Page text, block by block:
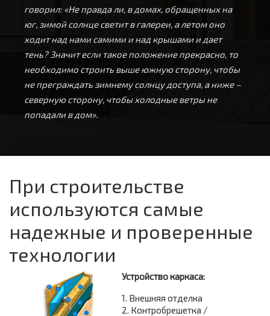
говорил: «Не правда ли, в домах, обращенных на
юг, зимой солнце светит в галереи, а летом оно
ходит над нами самими и над крышами и дает
тень? Значит если такое положение прекрасно, то
необходимо строить выше южную сторону, чтобы
не преграждать зимнему солнцу доступа, а ниже –
северную сторону, чтобы холодные ветры не
попадали в дом».
При строительстве
используются самые
надежные и проверенные
технологии
Устройство каркаса:
1. Внешняя отделка
2. Контробрешетка /